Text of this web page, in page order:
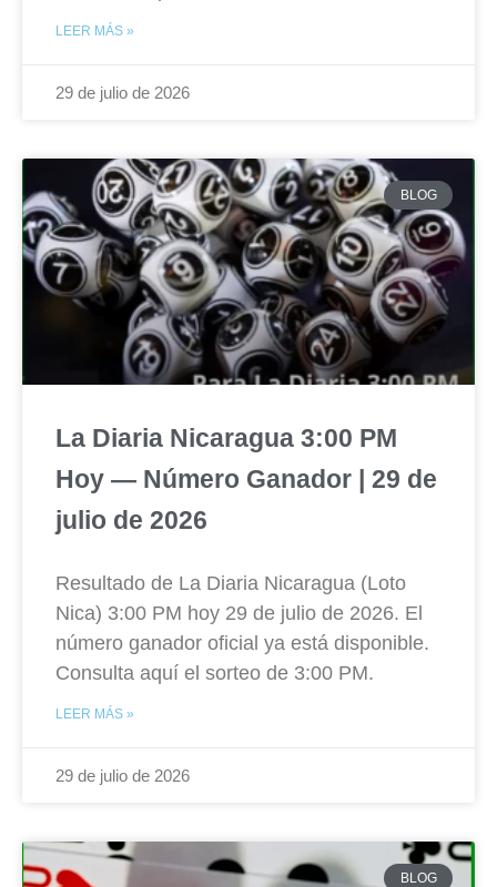
LEER MÁS »
29 de julio de 2026
BLOG
La Diaria Nicaragua 3:00 PM
Hoy — Número Ganador | 29 de
julio de 2026
Resultado de La Diaria Nicaragua (Loto
Nica) 3:00 PM hoy 29 de julio de 2026. El
número ganador oficial ya está disponible.
Consulta aquí el sorteo de 3:00 PM.
LEER MÁS »
29 de julio de 2026
BLOG